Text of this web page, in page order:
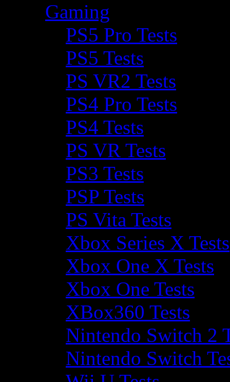
Gaming
PS5 Pro Tests
PS5 Tests
PS VR2 Tests
PS4 Pro Tests
PS4 Tests
PS VR Tests
PS3 Tests
PSP Tests
PS Vita Tests
Xbox Series X Tests
Xbox One X Tests
Xbox One Tests
XBox360 Tests
Nintendo Switch 2
Nintendo Switch